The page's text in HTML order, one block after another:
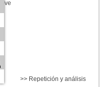
>> Repetición y análisis